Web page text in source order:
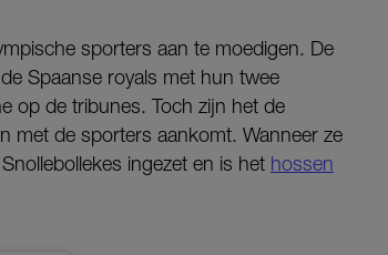
sporters aan te moedigen. De
Spaanse royals met hun twee
op de tribunes. Toch zijn het de
met de sporters aankomt. Wanneer ze
ingezet en is het hossen